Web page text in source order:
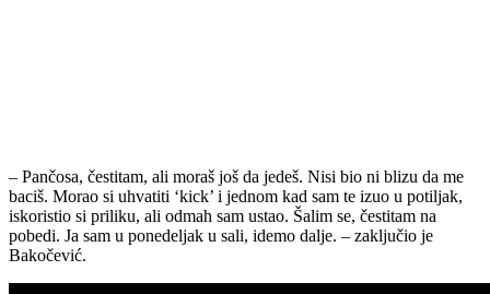
– Pančosa, čestitam, ali moraš još da jedeš. Nisi bio ni blizu da me
baciš. Morao si uhvatiti ‘kick’ i jednom kad sam te izuo u potiljak,
iskoristio si priliku, ali odmah sam ustao. Šalim se, čestitam na
pobedi. Ja sam u ponedeljak u sali, idemo dalje. – zaključio je
Bakočević.